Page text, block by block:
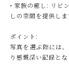
• 家族の癒し: リビ
しの空間を提供しま
ポイント:
写真を選ぶ際には
り感慨深い記録とな